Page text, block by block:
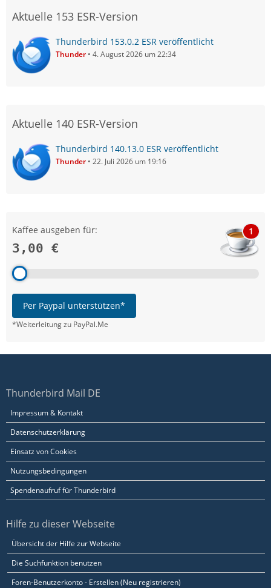
Aktuelle 153 ESR-Version
Thunderbird 153.0.2 ESR veröffentlicht
Thunder 4. August 2026 um 22:34
Aktuelle 140 ESR-Version
Thunderbird 140.13.0 ESR veröffentlicht
Thunder 22. Juli 2026 um 19:16
Kaffee ausgeben für:
3,00 €
1
Per Paypal unterstützen*
*Weiterleitung zu PayPal.Me
Thunderbird Mail DE
Impressum & Kontakt
Datenschutzerklärung
Einsatz von Cookies
Nutzungsbedingungen
Spendenaufruf für Thunderbird
Hilfe zu dieser Webseite
Übersicht der Hilfe zur Webseite
Die Suchfunktion benutzen
Foren-Benutzerkonto - Erstellen (Neu registrieren)